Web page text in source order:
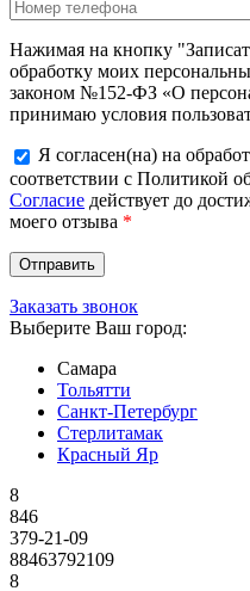
Нажимая на кнопку
обработку моих
законом №152-ФЗ «О
принимаю условия
Я согласен(на) на
соответствии с Политикой
Согласие действует до
моего отзыва *
Заказать звонок
Выберите Ваш город:
Самара
Тольятти
Санкт-Петербург
Стерлитамак
Красный Яр
8
846
379-21-09
88463792109
8